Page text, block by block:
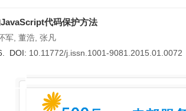
代码保护方法
军, 董浩, 张凡
DOI: 10.11772/j.issn.1001-9081.2015.01.0072